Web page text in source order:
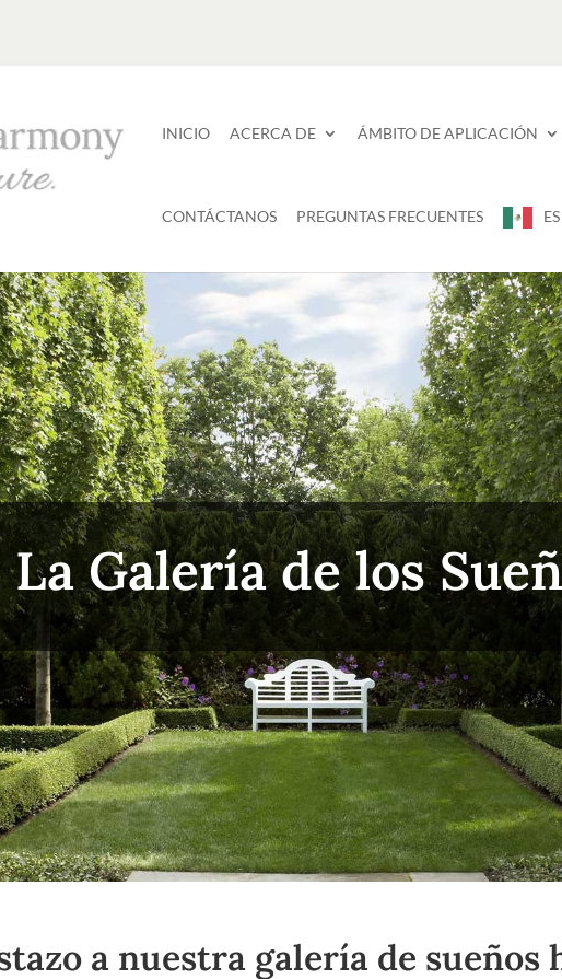
INICIO ACERCA DE ÁMBITO DE APLICACIÓN
CONTÁCTANOS PREGUNTAS FRECUENTES ES
La Galería de los
a nuestra galería de sueños